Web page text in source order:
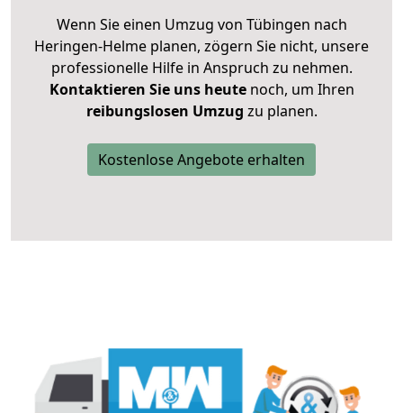
Wenn Sie einen Umzug von Tübingen nach
Heringen-Helme planen, zögern Sie nicht, unsere
professionelle Hilfe in Anspruch zu nehmen.
Kontaktieren Sie uns heutenoch, um Ihren
reibungslosen Umzug zu planen.
Kostenlose Angebote erhalten